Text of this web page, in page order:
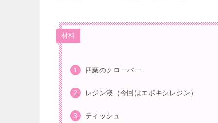
材料
四葉のクローバー
レジン液（今回はエポキシレジン）
ティッシュ